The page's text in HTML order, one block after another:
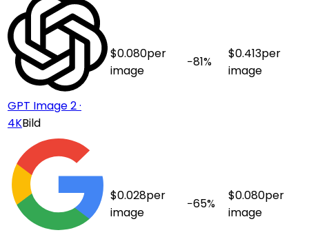
GPT Image 2 ·
4KBild
$0.080per
image
−81%
$0.413per
image
$0.028per
image
−65%
$0.080per
image